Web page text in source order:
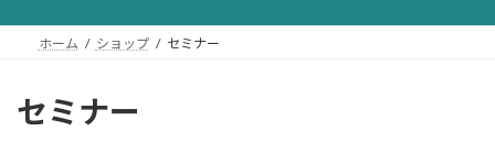
ホーム ショップ セミナー
セミナー